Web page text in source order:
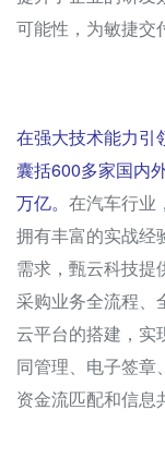
可能性，为敏捷交
在强大技术能力引
囊括600多家国内
万亿。 在汽车行业
拥有丰富的实战经
需求，甄云科技提
采购业务全流程、
云平台的搭建，实
同管理、电子签章
资金流匹配和信息